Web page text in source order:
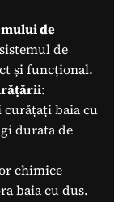
de
de
și funcțional.
:
baia cu
durata de
chimice
baia cu dus.